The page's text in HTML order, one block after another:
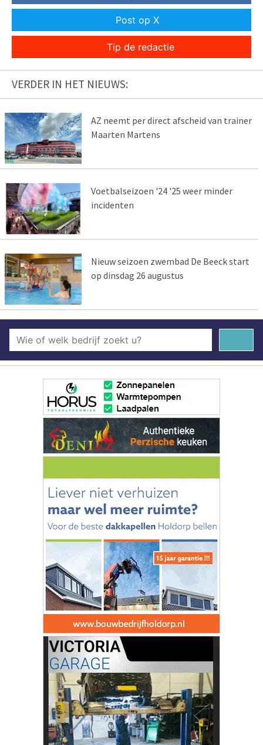
Post op X
Tip de redactie
VERDER IN HET NIEUWS:
AZ neemt per direct afscheid van trainer
Maarten Martens
Voetbalseizoen '24 '25 weer minder
incidenten
Nieuw seizoen zwembad De Beeck start
op dinsdag 26 augustus